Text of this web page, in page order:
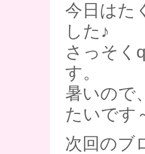
今日はた
した♪
さっそく
す。
暑いので
たいです
次回のブ